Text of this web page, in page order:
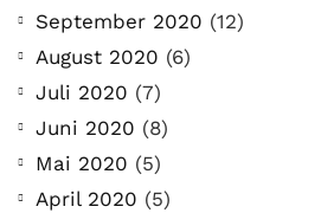
September 2020 (12)
August 2020 (6)
Juli 2020 (7)
Juni 2020 (8)
Mai 2020 (5)
April 2020 (5)